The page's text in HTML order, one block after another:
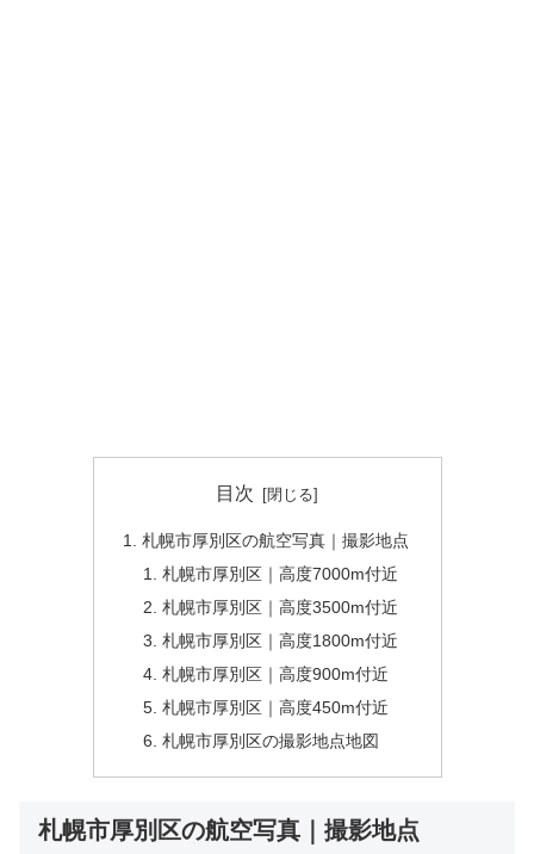
目次
札幌市厚別区の航空写真｜撮影地点
札幌市厚別区｜高度7000m付近
札幌市厚別区｜高度3500m付近
札幌市厚別区｜高度1800m付近
札幌市厚別区｜高度900m付近
札幌市厚別区｜高度450m付近
札幌市厚別区の撮影地点地図
札幌市厚別区の航空写真｜撮影地点